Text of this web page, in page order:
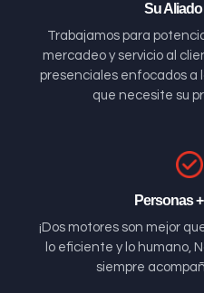
Su
Trabajamos para
mercadeo y servicio al
presenciales enfocados a
que necesite su
Personas
¡Dos motores son mejor
lo eficiente y lo humano,
siempre